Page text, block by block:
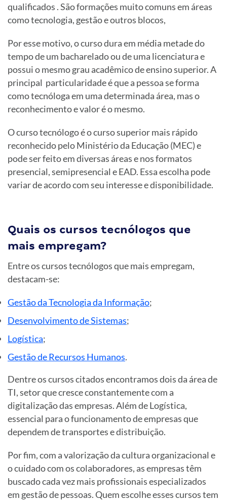
qualificados . São formações muito comuns em áreas
como tecnologia, gestão e outros blocos,
Por esse motivo, o curso dura em média metade do
tempo de um bacharelado ou de uma licenciatura e
possui o mesmo grau acadêmico de ensino superior. A
principal particularidade é que a pessoa se forma
como tecnóloga em uma determinada área, mas o
reconhecimento e valor é o mesmo.
O curso tecnólogo é o curso superior mais rápido
reconhecido pelo Ministério da Educação (MEC) e
pode ser feito em diversas áreas e nos formatos
presencial, semipresencial e EAD. Essa escolha pode
variar de acordo com seu interesse e disponibilidade.
Quais os cursos tecnólogos que
mais empregam?
Entre os cursos tecnólogos que mais empregam,
destacam-se:
Gestão da Tecnologia da Informação;
Desenvolvimento de Sistemas;
Logística;
Gestão de Recursos Humanos.
Dentre os cursos citados encontramos dois da área de
TI, setor que cresce constantemente com a
digitalização das empresas. Além de Logística,
essencial para o funcionamento de empresas que
dependem de transportes e distribuição.
Por fim, com a valorização da cultura organizacional e
o cuidado com os colaboradores, as empresas têm
buscado cada vez mais profissionais especializados
em gestão de pessoas. Quem escolhe esses cursos tem